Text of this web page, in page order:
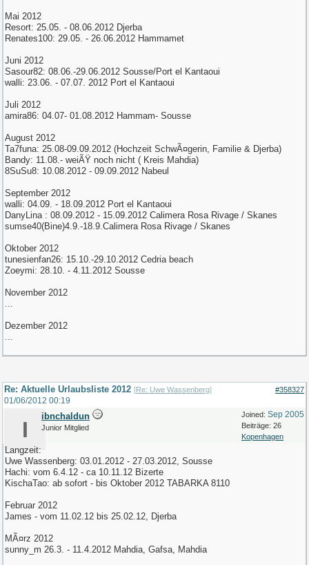
Mai 2012
Resort: 25.05. - 08.06.2012 Djerba
Renates100: 29.05. - 26.06.2012 Hammamet
Juni 2012
Sasour82: 08.06.-29.06.2012 Sousse/Port el Kantaoui
walli: 23.06. - 07.07. 2012 Port el Kantaoui
Juli 2012
amira86: 04.07- 01.08.2012 Hammam- Sousse
August 2012
Ta7funa: 25.08-09.09.2012 (Hochzeit SchwÃ¤gerin, Familie & Djerba)
Bandy: 11.08.- weiÃŸ noch nicht ( Kreis Mahdia)
8SuSu8: 10.08.2012 - 09.09.2012 Nabeul
September 2012
walli: 04.09. - 18.09.2012 Port el Kantaoui
DanyLina : 08.09.2012 - 15.09.2012 Calimera Rosa Rivage / Skanes
sumse40(Bine)4.9.-18.9.Calimera Rosa Rivage / Skanes
Oktober 2012
tunesienfan26: 15.10.-29.10.2012 Cedria beach
Zoeymi: 28.10. - 4.11.2012 Sousse
November 2012
...
Dezember 2012
...
Re: Aktuelle Urlaubsliste 2012 [Re: Uwe Wassenberg] #358327
01/06/2012 00:19
Joined: Sep 2005
Beiträge: 26
Kopenhagen
I
ibnchaldun
Junior Mitglied
Langzeit:
Uwe Wassenberg: 03.01.2012 - 27.03.2012, Sousse
Hachi: vom 6.4.12 - ca 10.11.12 Bizerte
KischaTao: ab sofort - bis Oktober 2012 TABARKA 8110
Februar 2012
James - vom 11.02.12 bis 25.02.12, Djerba
MÃ¤rz 2012
sunny_m 26.3. - 11.4.2012 Mahdia, Gafsa, Mahdia